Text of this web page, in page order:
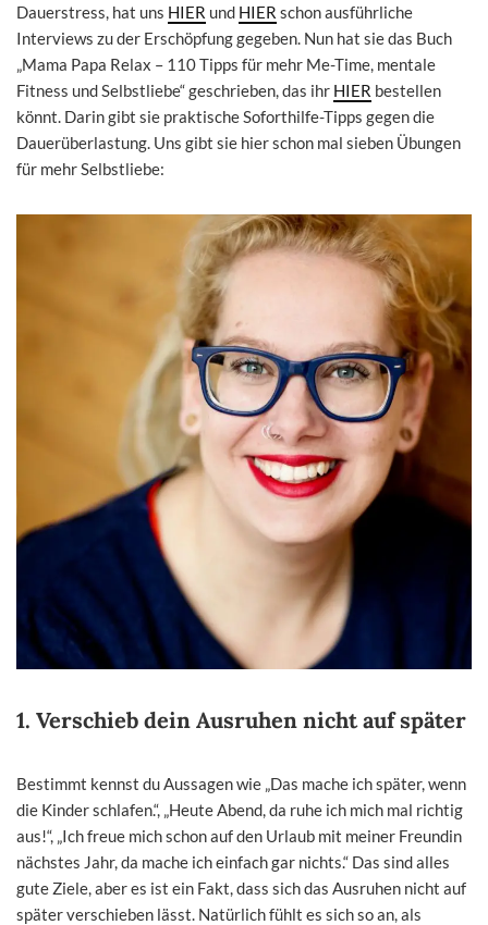
Dauerstress, hat uns HIER und HIER schon ausführliche
Interviews zu der Erschöpfung gegeben. Nun hat sie das Buch
„Mama Papa Relax – 110 Tipps für mehr Me-Time, mentale
Fitness und Selbstliebe“ geschrieben, das ihr HIER bestellen
könnt. Darin gibt sie praktische Soforthilfe-Tipps gegen die
Dauerüberlastung. Uns gibt sie hier schon mal sieben Übungen
für mehr Selbstliebe:
1. Verschieb dein Ausruhen nicht auf später
Bestimmt kennst du Aussagen wie „Das mache ich später, wenn
die Kinder schlafen.“, „Heute Abend, da ruhe ich mich mal richtig
aus!“, „Ich freue mich schon auf den Urlaub mit meiner Freundin
nächstes Jahr, da mache ich einfach gar nichts.“ Das sind alles
gute Ziele, aber es ist ein Fakt, dass sich das Ausruhen nicht auf
später verschieben lässt. Natürlich fühlt es sich so an, als